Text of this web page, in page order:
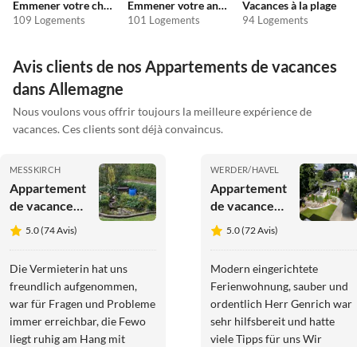
Emmener votre chien en vacances
109 Logements
Emmener votre animal en vacances
101 Logements
Vacances à la plage
94 Logements
Avis clients de nos Appartements de vacances
dans Allemagne
Nous voulons vous offrir toujours la meilleure expérience de
vacances. Ces clients sont déjà convaincus.
MESSKIRCH
Appartement
de vacances
Hans et
Ingrid
5.0 (74 Avis)
Die Vermieterin hat uns
freundlich aufgenommen,
war für Fragen und Probleme
immer erreichbar, die Fewo
liegt ruhig am Hang mit
WERDER/HAVEL
Appartement
de vacances
Werder-
Potsdam-
5.0 (72 Avis)
Modern eingerichtete
Ferienwohnung, sauber und
ordentlich Herr Genrich war
sehr hilfsbereit und hatte
viele Tipps für uns Wir